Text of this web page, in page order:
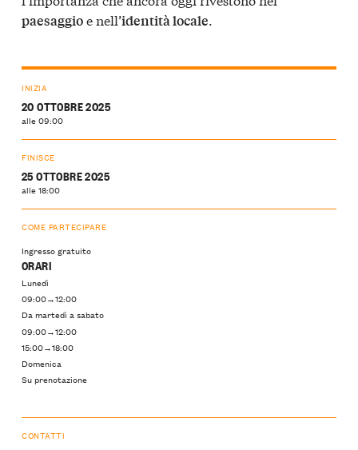
paesaggioe nell’identità locale.
INIZIA
20 OTTOBRE 2025
alle 09:00
FINISCE
25 OTTOBRE 2025
alle 18:00
COME PARTECIPARE
Ingresso gratuito
ORARI
Lunedì
09:00→12:00
Da martedì a sabato
09:00→12:00
15:00→18:00
Domenica
Su prenotazione
CONTATTI